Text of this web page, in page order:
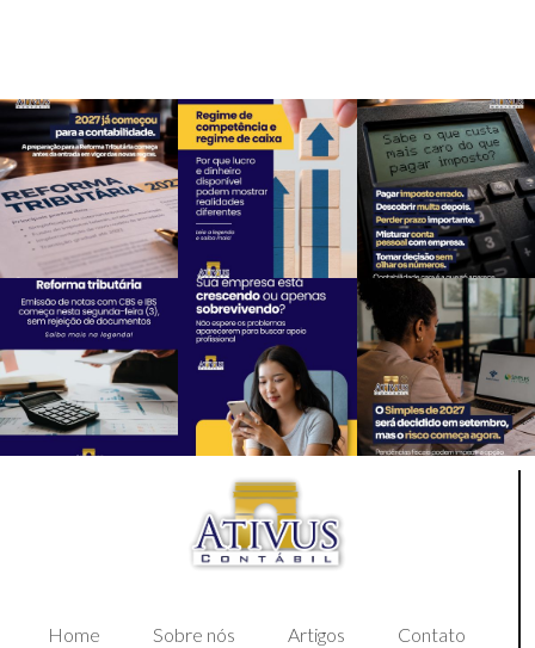
Home Sobre nós Artigos Contato